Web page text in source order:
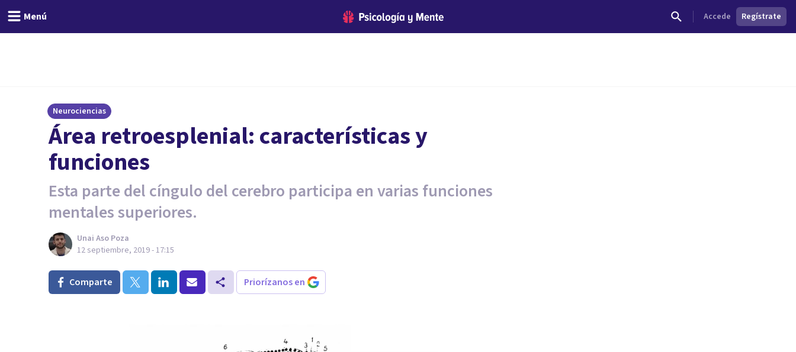
Menú Accede Regístrate
Neurociencias
Área retroesplenial: características y
funciones
Esta parte del cíngulo del cerebro participa en varias funciones
mentales superiores.
Unai Aso Poza
12 septiembre, 2019 - 17:15
Comparte Priorízanos en